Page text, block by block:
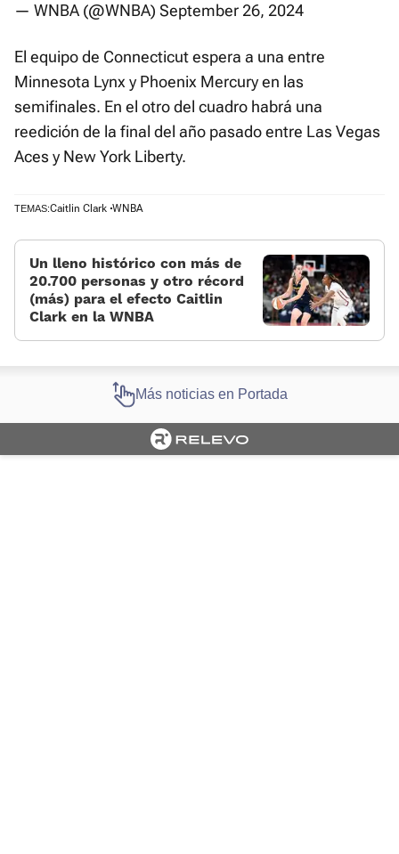
— WNBA (@WNBA) September 26, 2024
El equipo de Connecticut espera a una entre
Minnesota Lynx y Phoenix Mercury en las
semifinales. En el otro del cuadro habrá una
reedición de la final del año pasado entre Las Vegas
Aces y New York Liberty.
TEMAS:Caitlin Clark WNBA
Un lleno histórico con más de
20.700 personas y otro récord
(más) para el efecto Caitlin
Clark en la WNBA
Más noticias en Portada